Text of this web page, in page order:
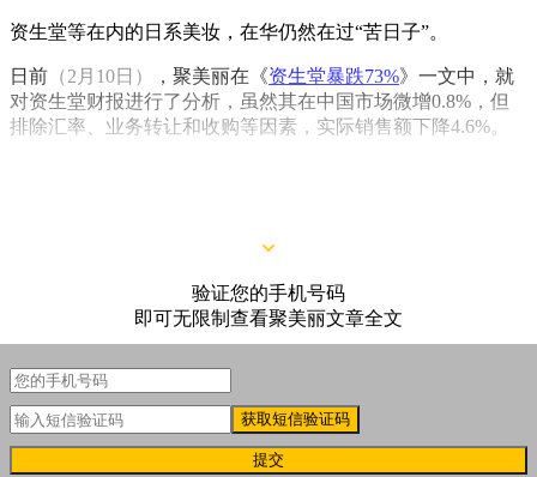
资生堂等在内的日系美妆，在华仍然在过“苦日子”。
日前 （2月10日） ，聚美丽在《资生堂暴跌73%》一文中，就
对资生堂财报进行了分析，虽然其在中国市场微增0.8%，但
排除汇率、业务转让和收购等因素，实际销售额下降4.6%。
验证您的手机号码
即可无限制查看聚美丽文章全文
获取短信验证码
提交